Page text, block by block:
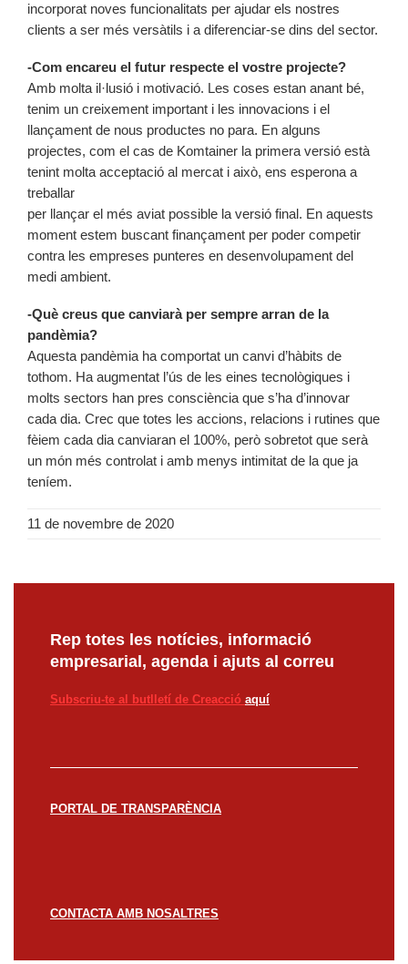
incorporat noves funcionalitats per ajudar els nostres
clients a ser més versàtils i a diferenciar-se dins del sector.
-Com encareu el futur respecte el vostre projecte?
Amb molta il·lusió i motivació. Les coses estan anant bé,
tenim un creixement important i les innovacions i el
llançament de nous productes no para. En alguns
projectes, com el cas de Komtainer la primera versió està
tenint molta acceptació al mercat i això, ens esperona a
treballar
per llançar el més aviat possible la versió final. En aquests
moment estem buscant finançament per poder competir
contra les empreses punteres en desenvolupament del
medi ambient.
-Què creus que canviarà per sempre arran de la
pandèmia?
Aquesta pandèmia ha comportat un canvi d’hàbits de
tothom. Ha augmentat l’ús de les eines tecnològiques i
molts sectors han pres consciència que s’ha d’innovar
cada dia. Crec que totes les accions, relacions i rutines que
fèiem cada dia canviaran el 100%, però sobretot que serà
un món més controlat i amb menys intimitat de la que ja
teníem.
11 de novembre de 2020
Rep totes les notícies, informació
empresarial, agenda i ajuts al correu
Subscriu-te al butlletí de Creacció aquí
PORTAL DE TRANSPARÈNCIA
CONTACTA AMB NOSALTRES